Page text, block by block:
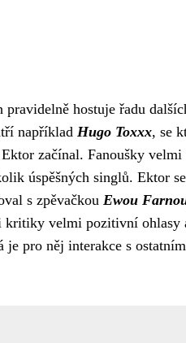
hostuje řadu
například Hugo Toxxx, se
začínal. Fanoušky velmi
úspěšných singlů. Ektor
s zpěvačkou Ewou
kritiky velmi pozitivní ohlasy
je pro něj interakce s